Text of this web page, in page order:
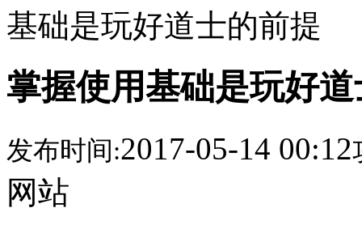
基础是玩好道士的前提
掌握使用基础是玩好
发布时间:2017-05-14 00:12
网站